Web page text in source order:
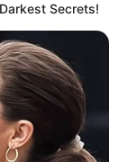
Secrets!